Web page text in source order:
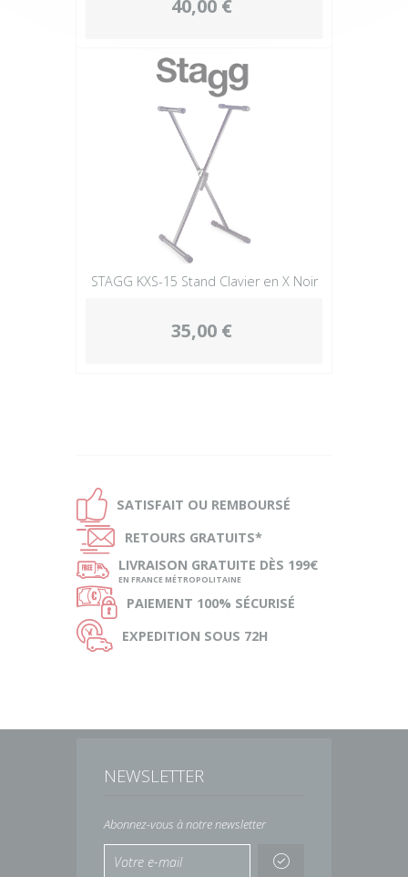
40,00 €
STAGG KXS-15 Stand Clavier en X Noir
35,00 €
Ð SATISFAIT OU REMBOURSÉ
Ñ RETOURS GRATUITS*
ø LIVRAISON GRATUITE DÈS 199€
EN FRANCE MÉTROPOLITAINE
Ø PAIEMENT 100% SÉCURISÉ
Ù EXPEDITION SOUS 72H
NEWSLETTER
Abonnez-vous à notre newsletter